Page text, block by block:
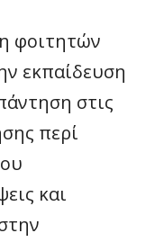
φοιτητών
εκπαίδευση
στις
περί
και